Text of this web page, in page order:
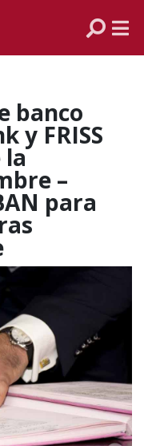
banco
y FRISS
la
–
para